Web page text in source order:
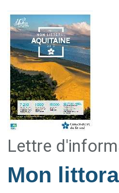
Lettre
Mon